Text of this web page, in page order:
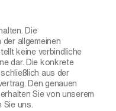
Die
allgemeinen
keine verbindliche
dar. Die konkrete
aus der
Den genauen
Sie von unserem
uns.